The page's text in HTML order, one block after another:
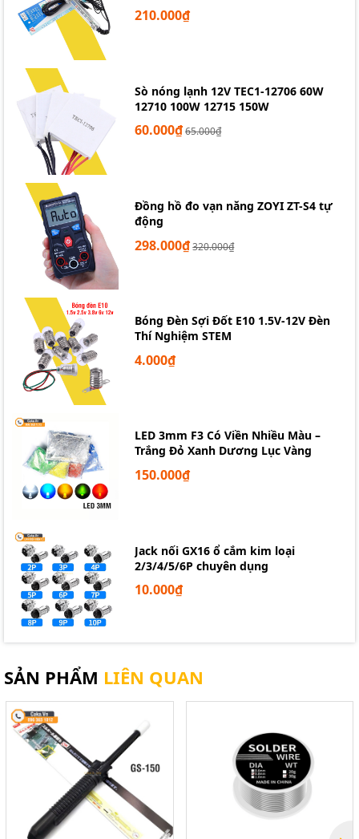
210.000₫
Sò nóng lạnh 12V TEC1-12706 60W
12710 100W 12715 150W
60.000₫65.000₫
Đồng hồ đo vạn năng ZOYI ZT-S4 tự
động
298.000₫320.000₫
Bóng Đèn Sợi Đốt E10 1.5V-12V Đèn
Thí Nghiệm STEM
4.000₫
LED 3mm F3 Có Viền Nhiều Màu –
Trắng Đỏ Xanh Dương Lục Vàng
150.000₫
Jack nối GX16 ổ cắm kim loại
2/3/4/5/6P chuyên dụng
10.000₫
SẢN PHẨM LIÊN QUAN